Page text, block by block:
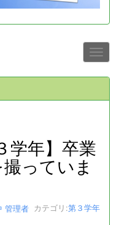
学年】卒業
っていま
管理者 カテゴリ:第３学年